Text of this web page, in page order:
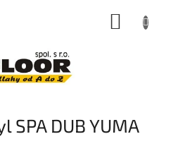
SPA DUB YUMA